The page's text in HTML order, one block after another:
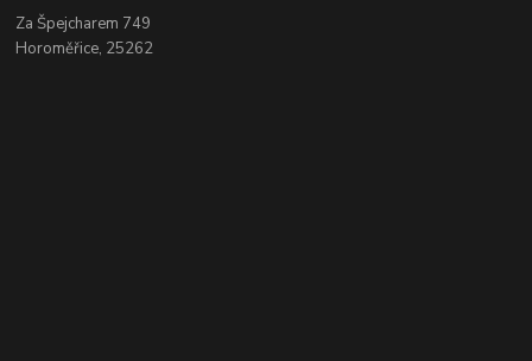
Za Špejcharem 749
Horoměřice, 25262